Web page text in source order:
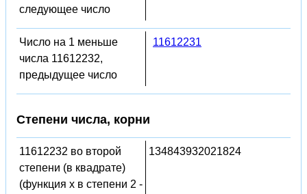
следующее число
Число на 1 меньше
числа 11612232,
предыдущее число
11612231
Степени числа, корни
11612232 во второй
степени (в квадрате)
(функция x в степени 2 -
134843932021824